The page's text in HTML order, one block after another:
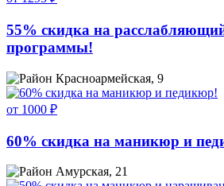
55% скидка на
программы!
Красноармейская, 9
от 1000 ₽
60% скидка на маникюр и
Амурская, 21